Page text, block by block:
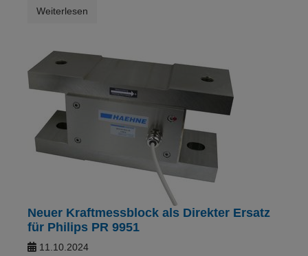
Weiterlesen
Neuer Kraftmessblock als Direkter Ersatz
für Philips PR 9951
11.10.2024